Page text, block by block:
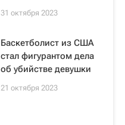
31 октября 2023
Баскетболист из США
стал фигурантом дела
об убийстве девушки
21 октября 2023